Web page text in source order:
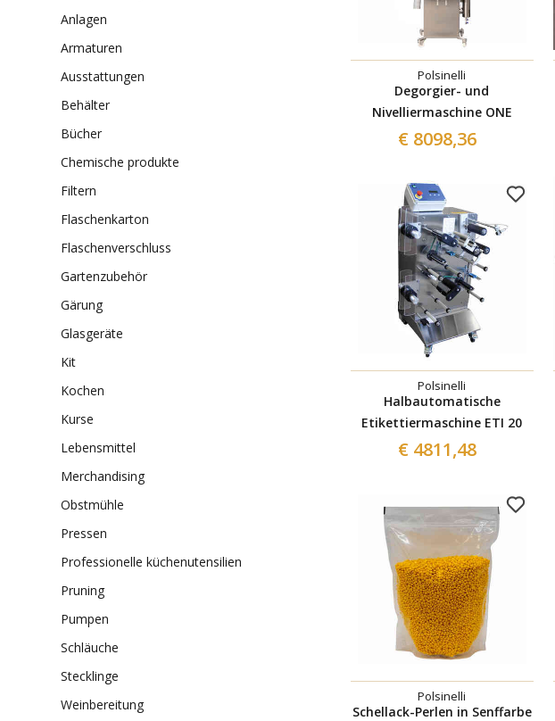
anlagen
armaturen
ausstattungen
behälter
bücher
chemische produkte
filtern
flaschenkarton
flaschenverschluss
gartenzubehör
gärung
glasgeräte
kit
kochen
kurse
lebensmittel
merchandising
obstmühle
pressen
professionelle küchenutensilien
pruning
pumpen
schläuche
stecklinge
weinbereitung
Polsinelli
Degorgier- und
Nivelliermaschine ONE
€ 8098,36
Polsinelli
Halbautomatische
Etikettiermaschine ETI 20
€ 4811,48
Polsinelli
Schellack-Perlen in Senffarbe